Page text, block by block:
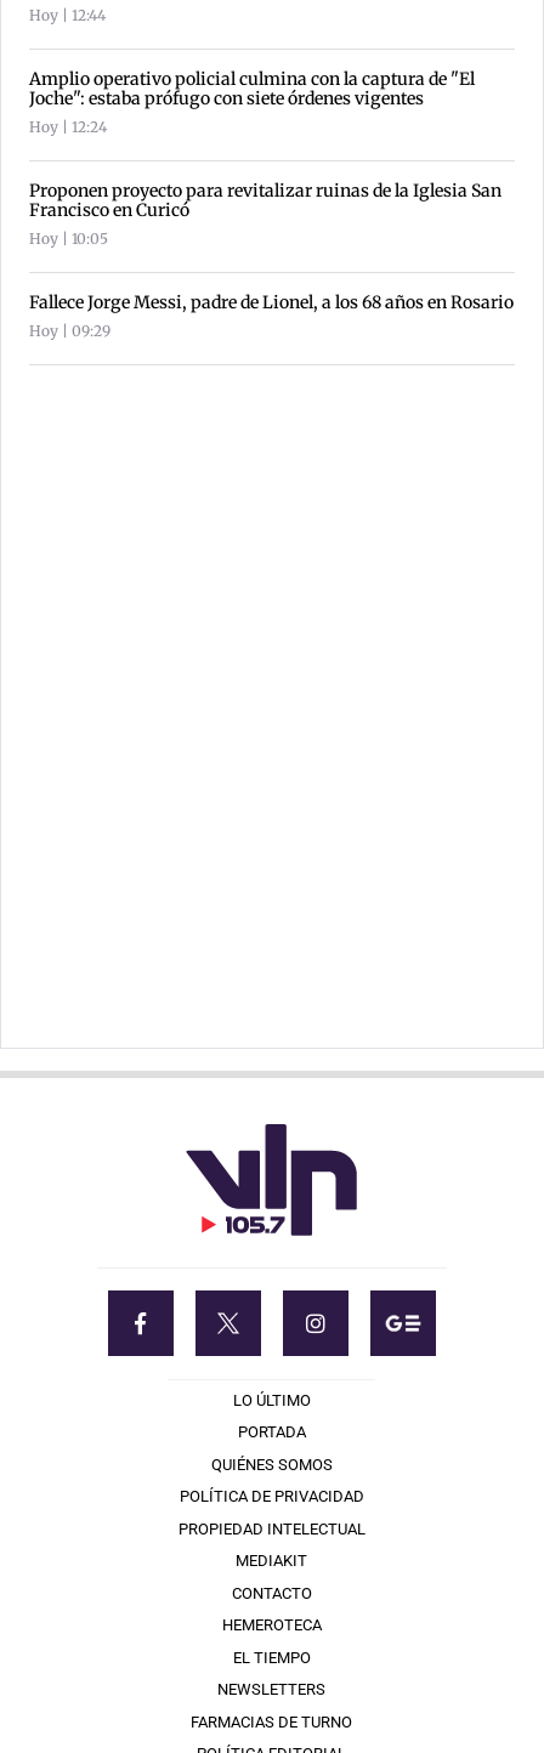
Hoy | 12:44
Amplio operativo policial culmina con la captura de "El
Joche": estaba prófugo con siete órdenes vigentes
Hoy | 12:24
Proponen proyecto para revitalizar ruinas de la Iglesia San
Francisco en Curicó
Hoy | 10:05
Fallece Jorge Messi, padre de Lionel, a los 68 años en Rosario
Hoy | 09:29
LO ÚLTIMO
PORTADA
QUIÉNES SOMOS
POLÍTICA DE PRIVACIDAD
PROPIEDAD INTELECTUAL
MEDIAKIT
CONTACTO
HEMEROTECA
EL TIEMPO
NEWSLETTERS
FARMACIAS DE TURNO